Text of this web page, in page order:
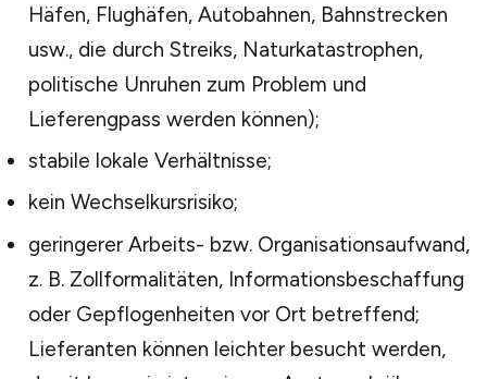
Häfen, Flughäfen, Autobahnen, Bahnstrecken
usw., die durch Streiks, Naturkatastrophen,
politische Unruhen zum Problem und
Lieferengpass werden können);
stabile lokale Verhältnisse;
kein Wechselkursrisiko;
geringerer Arbeits- bzw. Organisationsaufwand,
z. B. Zollformalitäten, Informationsbeschaffung
oder Gepflogenheiten vor Ort betreffend;
Lieferanten können leichter besucht werden,